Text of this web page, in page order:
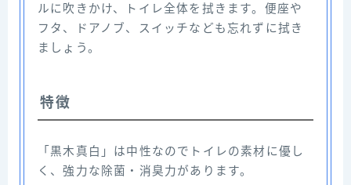
ルに吹きかけ、トイレ全体を拭きます。便座や
フタ、ドアノブ、スイッチなども忘れずに拭き
ましょう。
特徴
「黒木真白」は中性なのでトイレの素材に優し
く、強力な除菌・消臭力があります。